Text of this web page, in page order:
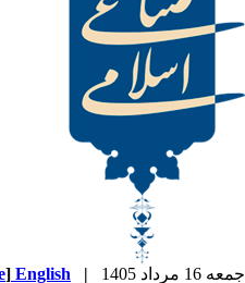
|
English
[ Archive